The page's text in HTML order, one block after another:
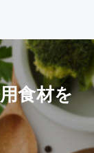
食材を